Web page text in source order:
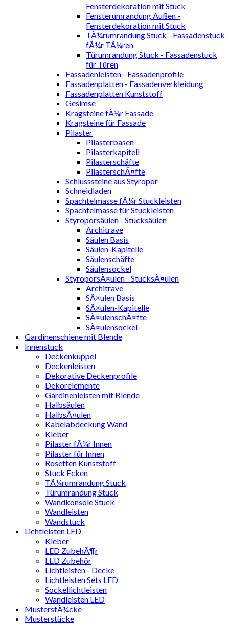
Fensterdekoration mit Stuck
Fensterumrandung Außen -
Fensterdekoration mit Stuck
TÃ¼rumrandung Stuck - Fassadenstuck
fÃ¼r TÃ¼ren
Türumrandung Stuck - Fassadenstuck
für Türen
Fassadenleisten - Fassadenprofile
Fassadenplatten - Fassadenverkleidung
Fassadenplatten Kunststoff
Gesimse
Kragsteine fÃ¼r Fassade
Kragsteine für Fassade
Pilaster
Pilasterbasen
Pilasterkapitell
Pilasterschäfte
PilasterschÃ¤fte
Schlusssteine aus Styropor
Schneidladen
Spachtelmasse fÃ¼r Stuckleisten
Spachtelmasse für Stuckleisten
Styroporsäulen - Stucksäulen
Architrave
Säulen Basis
Säulen-Kapitelle
Säulenschäfte
Säulensockel
StyroporsÃ¤ulen - StucksÃ¤ulen
Architrave
SÃ¤ulen Basis
SÃ¤ulen-Kapitelle
SÃ¤ulenschÃ¤fte
SÃ¤ulensockel
Gardinenschiene mit Blende
Innenstuck
Deckenkuppel
Deckenleisten
Dekorative Deckenprofile
Dekorelemente
Gardinenleisten mit Blende
Halbsäulen
HalbsÃ¤ulen
Kabelabdeckung Wand
Kleber
Pilaster fÃ¼r Innen
Pilaster für Innen
Rosetten Kunststoff
Stuck Ecken
TÃ¼rumrandung Stuck
Türumrandung Stuck
Wandkonsole Stuck
Wandleisten
Wandstuck
Lichtleisten LED
Kleber
LED ZubehÃ¶r
LED Zubehör
Lichtleisten - Decke
Lichtleisten Sets LED
Sockellichtleisten
Wandleisten LED
MusterstÃ¼cke
Musterstücke